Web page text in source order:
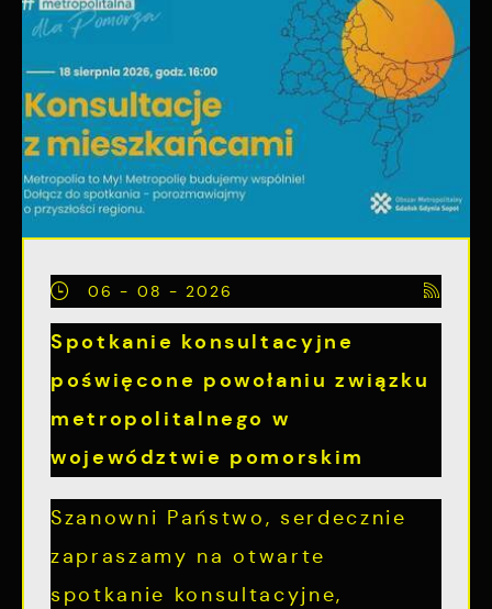
06 - 08 - 2026
Spotkanie konsultacyjne
poświęcone powołaniu związku
metropolitalnego w
województwie pomorskim
Szanowni Państwo, serdecznie
zapraszamy na otwarte
spotkanie konsultacyjne,